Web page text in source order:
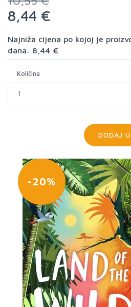
8,44 €
Najniža cijena po kojoj je
dana: 8,44 €
Količina
DODAJ
-20%